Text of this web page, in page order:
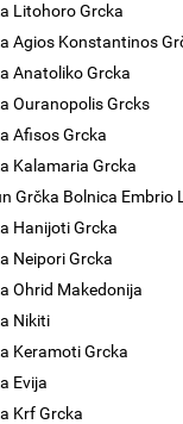
Litohoro Grcka
Agios Konstantinos
Anatoliko Grcka
Ouranopolis Grcks
Afisos Grcka
Kalamaria Grcka
Grčka Bolnica Embrio
Hanijoti Grcka
Neipori Grcka
Ohrid Makedonija
Nikiti
Keramoti Grcka
Evija
Krf Grcka